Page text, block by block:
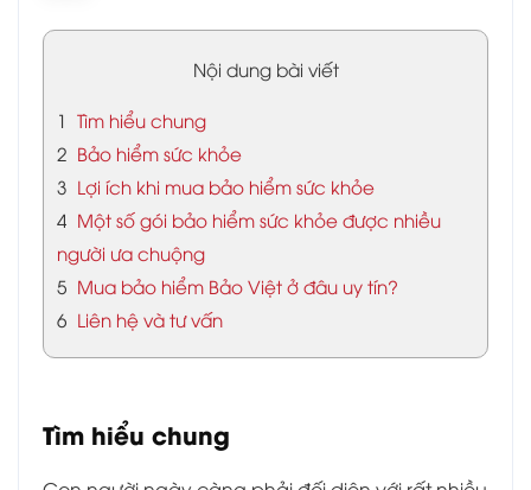
Nội dung bài viết
1 Tìm hiểu chung
2 Bảo hiểm sức khỏe
3 Lợi ích khi mua bảo hiểm sức khỏe
4 Một số gói bảo hiểm sức khỏe được nhiều
người ưa chuộng
5 Mua bảo hiểm Bảo Việt ở đâu uy tín?
6 Liên hệ và tư vấn
Tìm hiểu chung